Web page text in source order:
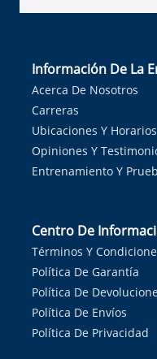
Información De La
Acerca De Nosotros
Carreras
Ubicaciones Y Horarios
Opiniones Y
Entrenamiento Y
Centro De
Términos Y
Política De Garantía
Política De
Política De Envíos
Política De Privacidad